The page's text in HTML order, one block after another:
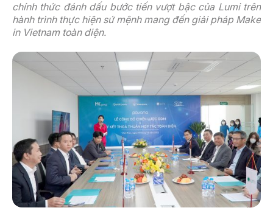
chính thức đánh dấu bước tiến vượt bậc của Lumi trên
hành trình thực hiện sứ mệnh mang đến giải pháp Make
in Vietnam toàn diện.